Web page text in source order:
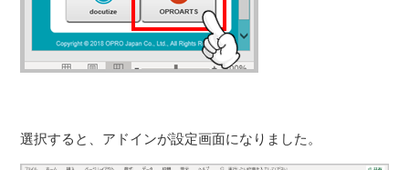
選択すると、アドインが設定画面になりました。